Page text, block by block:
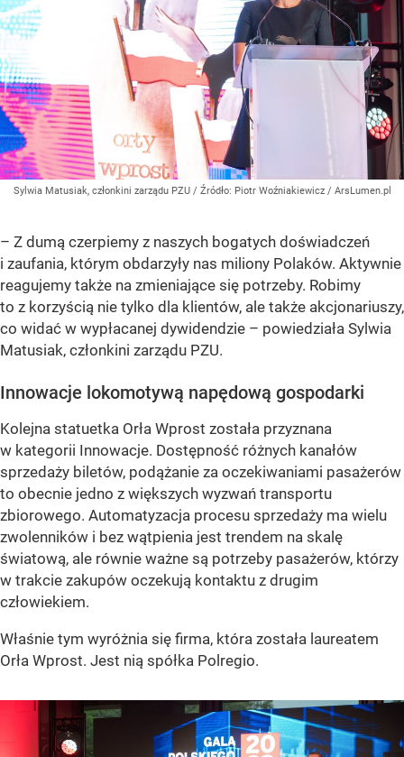
Sylwia Matusiak, członkini zarządu PZU / Źródło: Piotr Woźniakiewicz / ArsLumen.pl
– Z dumą czerpiemy z naszych bogatych doświadczeń
i zaufania, którym obdarzyły nas miliony Polaków. Aktywnie
reagujemy także na zmieniające się potrzeby. Robimy
to z korzyścią nie tylko dla klientów, ale także akcjonariuszy,
co widać w wypłacanej dywidendzie – powiedziała Sylwia
Matusiak, członkini zarządu PZU.
Innowacje lokomotywą napędową gospodarki
Kolejna statuetka Orła Wprost została przyznana
w kategorii Innowacje. Dostępność różnych kanałów
sprzedaży biletów, podążanie za oczekiwaniami pasażerów
to obecnie jedno z większych wyzwań transportu
zbiorowego. Automatyzacja procesu sprzedaży ma wielu
zwolenników i bez wątpienia jest trendem na skalę
światową, ale równie ważne są potrzeby pasażerów, którzy
w trakcie zakupów oczekują kontaktu z drugim
człowiekiem.
Właśnie tym wyróżnia się firma, która została laureatem
Orła Wprost. Jest nią spółka Polregio.